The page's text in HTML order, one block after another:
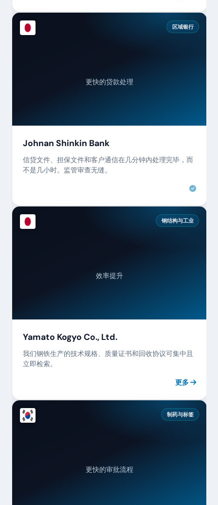
区域银行
更快的贷款处理
Johnan Shinkin Bank
信贷文件、担保文件和客户通信在几分钟内处理完毕，而
不是几小时。监管审查无缝。
钢结构与工业
效率提升
Yamato Kogyo Co., Ltd.
我们钢铁生产的技术规格、质量证书和回收协议可集中且
立即检索。
更多
制药与标签
更快的审批流程